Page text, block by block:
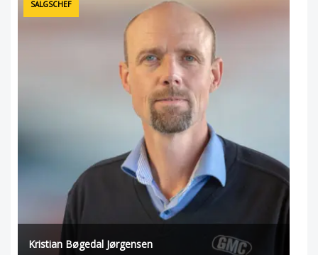
SALGSCHEF
Kristian Bøgedal Jørgensen